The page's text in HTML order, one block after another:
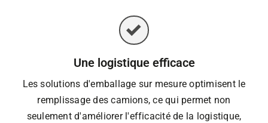
Une logistique efficace
Les solutions d'emballage sur mesure optimisent le
remplissage des camions, ce qui permet non
seulement d'améliorer l'efficacité de la logistique,